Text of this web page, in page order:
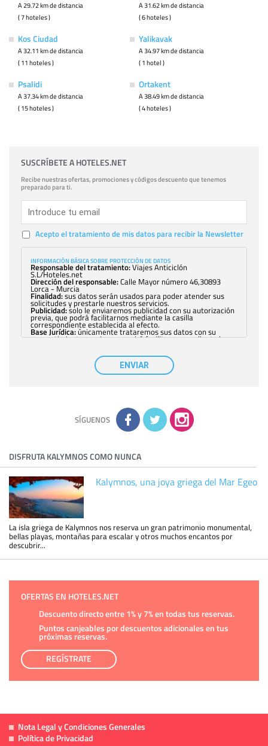
A 29.72 km de distancia
( 7 hoteles )
A 31.62 km de distancia
( 6 hoteles )
Kos Ciudad
A 32.11 km de distancia
( 11 hoteles )
Yalikavak
A 34.97 km de distancia
( 1 hotel )
Psalidi
A 37.34 km de distancia
( 15 hoteles )
Ortakent
A 38.49 km de distancia
( 4 hoteles )
SUSCRÍBETE A HOTELES.NET
Recibe nuestras ofertas, promociones y códigos descuento que tenemos
preparado para ti.
Acepto el tratamiento de mis datos para recibir la Newsletter
INFORMACIÓN BÁSICA SOBRE PROTECCIÓN DE DATOS
Responsable del tratamiento:Viajes Anticiclón
S.L/Hoteles.net
Dirección del responsable:Calle Mayor número 46,30893
Lorca - Murcia
Finalidad:sus datos serán usados para poder atender sus
solicitudes y prestarle nuestros servicios.
Publicidad:solo le enviaremos publicidad con su autorización
previa, que podrá facilitarnos mediante la casilla
correspondiente establecida al efecto.
Base Jurídica:únicamente trataremos sus datos con su
consentimiento previo, que podrá facilitarnos mediante la
con carácter general, sólo el personal de
nuestra entidad que esté debidamente autorizado podrá
tener conocimiento de la información que le pedimos. No se
comunicarán datos a terceros.
adicional y detallada sobre cómo tratamos sus datos en la
política de privacidad
ENVIAR
SÍGUENOS
DISFRUTA KALYMNOS COMO NUNCA
Kalymnos, una joya griega del Mar Egeo
La isla griega de Kalymnos nos reserva un gran patrimonio monumental,
bellas playas, montañas para escalar y otros muchos encantos por
descubrir...
OFERTAS EN HOTELES.NET
Descuento directo entre 1% y 7% en todas tus reservas.
Puntos canjeables por descuentos adicionales en tus
próximas reservas.
REGÍSTRATE
Nota Legal y Condiciones Generales
Política de Privacidad